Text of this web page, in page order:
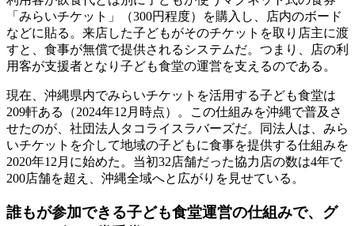
「みらいチケット」（300円程度）を購入し、店内のボード
などに貼る。来店した子どもがそのチケットを取り店主に渡
すと、食事が無償で提供されるシステムだ。つまり、店の利
用客が支援者となり子ども食堂の運営を支えるのである。
現在、沖縄県内でみらいチケットを活用する子ども食堂は
209軒ある（2024年12月時点）。この仕組みを沖縄で普及さ
せたのが、社団法人タコライスラバーズだ。同法人は、みら
いチケットを介して地域の子どもに食事を提供する仕組みを
2020年12月に始めた。当初32店舗だった協力店の数は4年で
200店舗を超え、沖縄全域へと広がりを見せている。
誰もが参加できる子ども食堂運営の仕組みで、グ